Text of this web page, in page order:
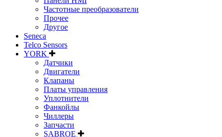
Частотные преобразователи
Прочее
Другое
Seneca
Telco Sensors
YORK
Датчики
Двигатели
Клапаны
Платы управления
Уплотнители
Фанкойлы
Чиллеры
Запчасти
SABROE